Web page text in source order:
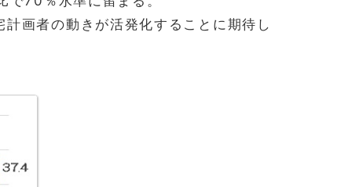
画者の動きが活発化することに期待し